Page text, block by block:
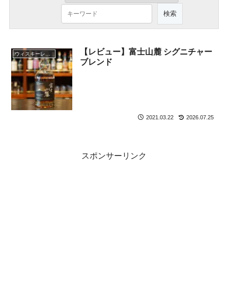
ウィスキーレビュー
【レビュー】富士山麓 シグニチャー
ブレンド
2021.03.22 2026.07.25
スポンサーリンク